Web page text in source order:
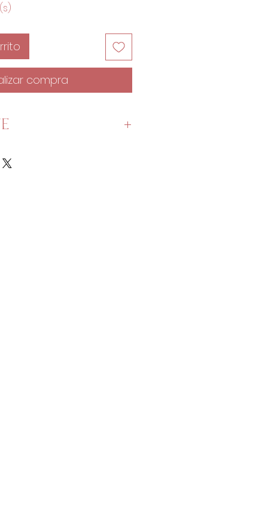
compra
o más, se te enviará